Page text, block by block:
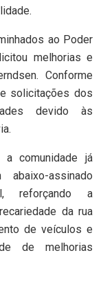
ao Poder
melhorias e
Conforme
solicitações dos
devido às
a comunidade já
assinado
reforçando a
da rua
de veículos e
de melhorias